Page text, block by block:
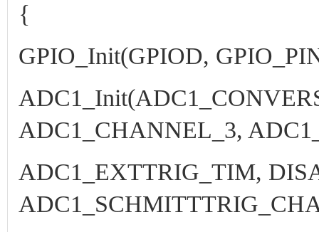
{
GPIO_Init(GPIOD,
ADC1_CHANNEL_3,
ADC1_EXTTRIG_TIM,